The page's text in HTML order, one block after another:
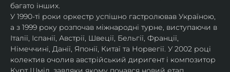
багато інших.
У 1990-ті роки оркестр успішно гастролював Україною,
а з 1999 року розпочав міжнародні турне, виступаючи в
Італії, Іспанії, Австрії, Швеції, Бельгії, Франції,
Німеччині, Данії, Японії, Китаї та Норвегії. У 2002 році
колектив очолив австрійський диригент і композитор